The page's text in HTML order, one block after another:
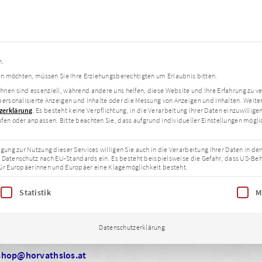
Impressum
Productions OG
1
Bernhard Speer, Christopher Seiler
möchten, müssen Sie Ihre Erziehungsberechtigten um Erlaubnis bitten.
sind essenziell, während andere uns helfen, diese Website und Ihre Erfahrung zu
Anzeigen und Inhalte oder die Messung von Anzeigen und Inhalten.
. Es besteht keine Verpflichtung, in die Verarbeitung Ihrer Daten
oder anpassen. Bitte beachten Sie, dass aufgrund individueller Einstellungen
zur Nutzung dieser Services willigen Sie auch in die Verarbeitung Ihrer Daten in
nach EU-Standards ein. Es besteht beispielsweise die Gefahr, dass US-
Europäerinnen und Europäer eine Klagemöglichkeit besteht.
erteilt werden kann. Die erste Service-Gruppe ist essenziell
Statistik
Datenschutzerklärung